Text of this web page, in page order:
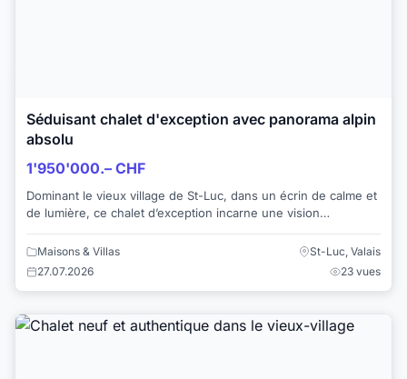
Séduisant chalet d'exception avec panorama alpin
absolu
1'950'000.– CHF
Dominant le vieux village de St-Luc, dans un écrin de calme et
de lumière, ce chalet d’exception incarne une vision
Maisons & Villas
St-Luc, Valais
27.07.2026
23 vues